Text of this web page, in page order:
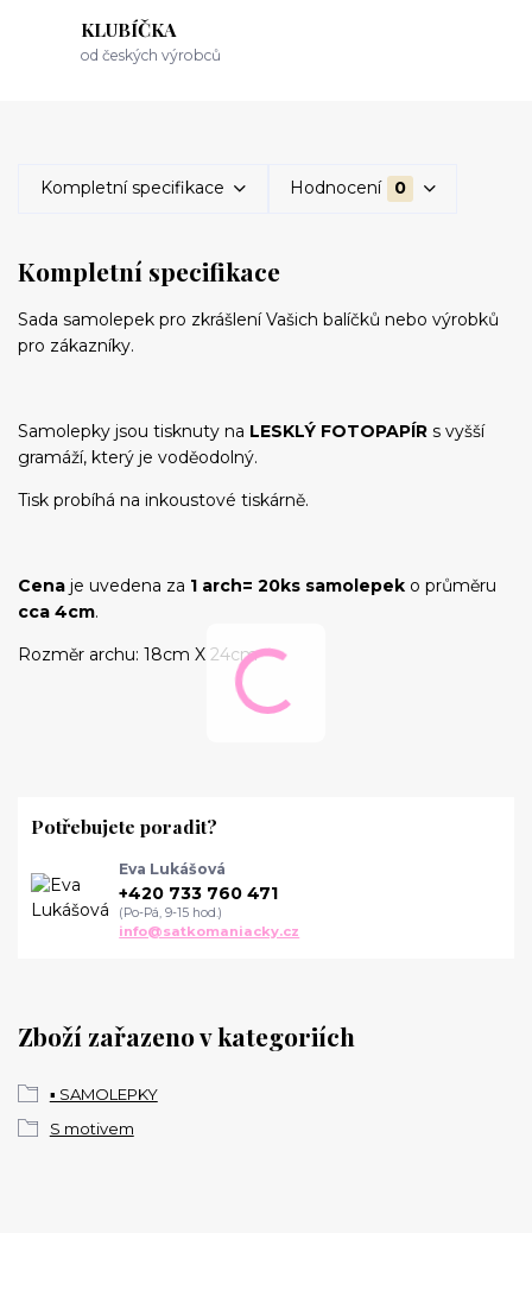
KLUBÍČKA
od českých výrobců
Kompletní specifikace Hodnocení 0
Kompletní specifikace
Sada samolepek pro zkrášlení Vašich balíčků nebo výrobků
pro zákazníky.
Samolepky jsou tisknuty na LESKLÝ FOTOPAPÍR s vyšší
gramáží, který je voděodolný.
Tisk probíhá na inkoustové tiskárně.
Cena je uvedena za 1 arch= 20ks samolepek o průměru
cca 4cm.
Rozměr archu: 18cm X 24cm
Zboží zařazeno v kategoriích
▪️ SAMOLEPKY
S motivem
Potřebujete poradit?
Eva Lukášová
+420 733 760 471
(Po-Pá, 9-15 hod.)
info@satkomaniacky.cz